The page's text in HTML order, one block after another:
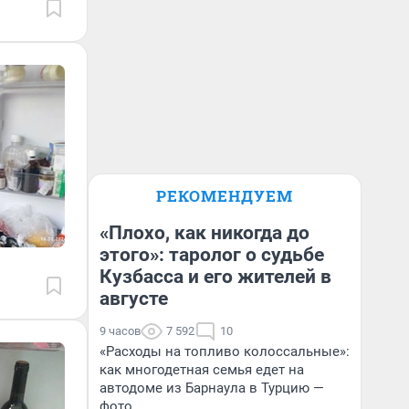
РЕКОМЕНДУЕМ
«Плохо, как никогда до
этого»: таролог о судьбе
Кузбасса и его жителей в
августе
9 часов 7 592 10
«Расходы на топливо колоссальные»:
как многодетная семья едет на
автодоме из Барнаула в Турцию —